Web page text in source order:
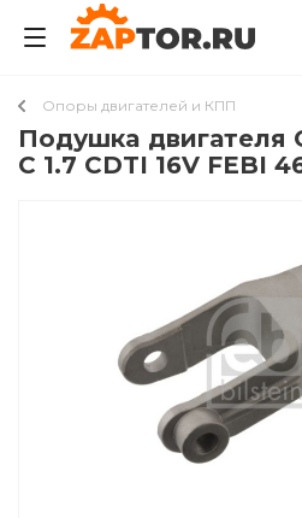
Опоры двигателей и КПП
Подушкa двигателя
C 1.7 CDTI 16V FEBI